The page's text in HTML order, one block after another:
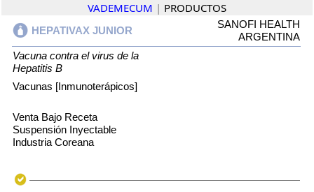
VADEMECUM | PRODUCTOS
HEPATIVAX JUNIOR
SANOFI HEALTH
ARGENTINA
Vacuna contra el virus de la
Hepatitis B
Vacunas [Inmunoterápicos]
Venta Bajo Receta
Suspensión Inyectable
Industria Coreana